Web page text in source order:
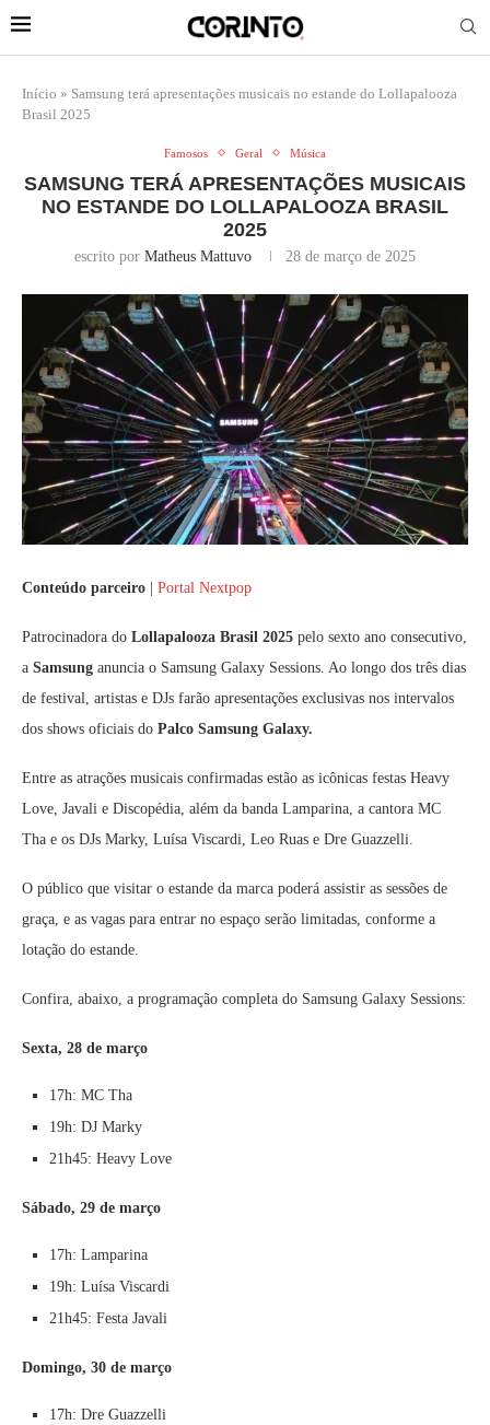
Início » Samsung terá apresentações musicais no estande do Lollapalooza
Brasil 2025
Famosos Geral Música
SAMSUNG TERÁ APRESENTAÇÕES MUSICAIS
NO ESTANDE DO LOLLAPALOOZA BRASIL
2025
escrito por Matheus Mattuvo 28 de março de 2025
Conteúdo parceiro Portal Nextpop
Patrocinadora do Lollapalooza Brasil 2025 pelo sexto ano consecutivo,
a Samsung anuncia o Samsung Galaxy Sessions. Ao longo dos três dias
de festival, artistas e DJs farão apresentações exclusivas nos intervalos
dos shows oficiais do Palco Samsung Galaxy.
Entre as atrações musicais confirmadas estão as icônicas festas Heavy
Love, Javali e Discopédia, além da banda Lamparina, a cantora MC
Tha e os DJs Marky, Luísa Viscardi, Leo Ruas e Dre Guazzelli.
O público que visitar o estande da marca poderá assistir as sessões de
graça, e as vagas para entrar no espaço serão limitadas, conforme a
lotação do estande.
Confira, abaixo, a programação completa do Samsung Galaxy Sessions:
Sexta, 28 de março
17h: MC Tha
19h: DJ Marky
21h45: Heavy Love
Sábado, 29 de março
17h: Lamparina
19h: Luísa Viscardi
21h45: Festa Javali
Domingo, 30 de março
17h: Dre Guazzelli